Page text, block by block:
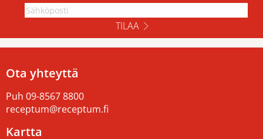
TILAA
Ota yhteyttä
Puh 09-8567 8800
receptum@receptum.fi
Kartta